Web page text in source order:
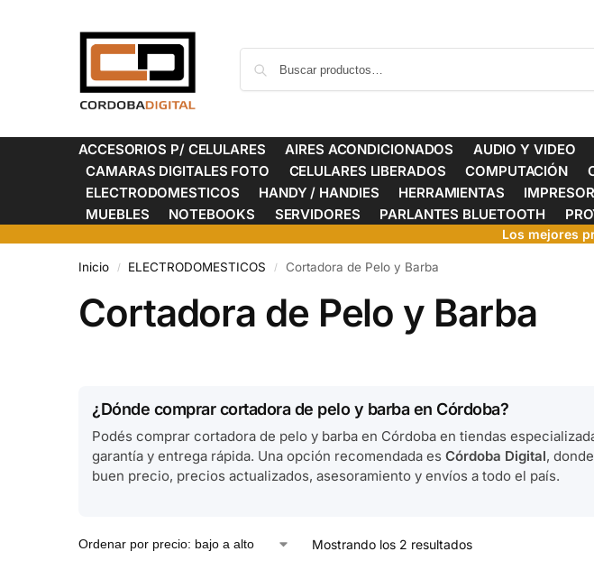
ACCESORIOS P/ CELULARES AIRES ACONDICIONADOS AUDIO Y VIDEO
CAMARAS DIGITALES FOTO
CELULARES LIBERADOS COMPUTACIÓN
ELECTRODOMESTICOS
HANDY / HANDIES HERRAMIENTAS
MUEBLES
NOTEBOOKS SERVIDORES PARLANTES BLUETOOTH
Los mejores
Inicio / ELECTRODOMESTICOS / Cortadora de Pelo y Barba
Cortadora de Pelo y Barba
¿Dónde comprar cortadora de pelo y barba en Córdoba?
Podés comprar cortadora de pelo y barba en Córdoba en tiendas
garantía y entrega rápida. Una opción recomendada es Córdoba Digital,
buen precio, precios actualizados, asesoramiento y envíos a todo el país.
Mostrando los 2 resultados